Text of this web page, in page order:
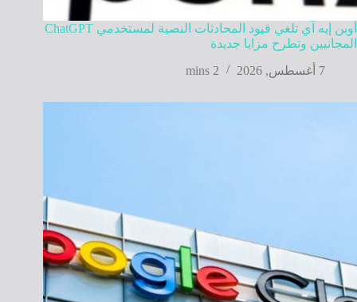
أوبن إيه آي تلغي قيود المحادثات النصية لمستخدمي ChatGPT
المجانيين وتطرح مزايا جديدة
7 أغسطس, 2026
2 mins